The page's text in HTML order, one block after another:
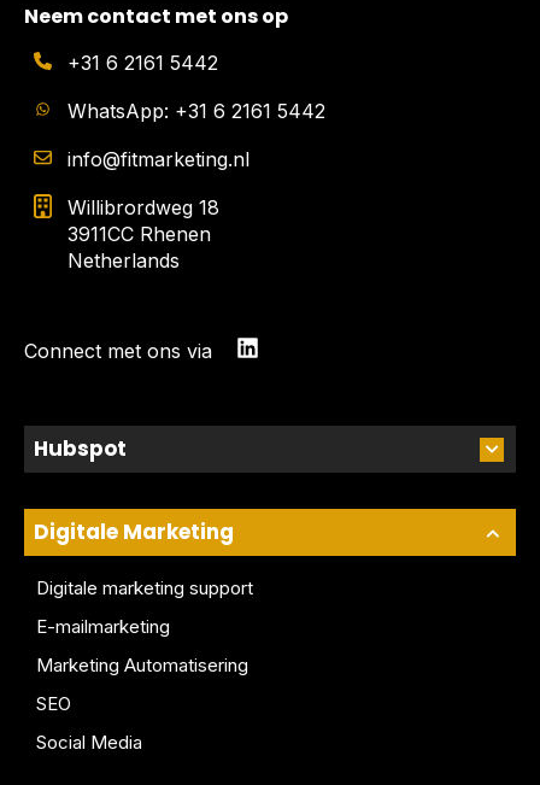
Neem contact met ons op
+31 6 2161 5442
WhatsApp: +31 6 2161 5442
info@fitmarketing.nl
Willibrordweg 18
3911CC Rhenen
Netherlands
Connect met ons via
Hubspot
Digitale Marketing
Digitale marketing support
E-mailmarketing
Marketing Automatisering
SEO
Social Media